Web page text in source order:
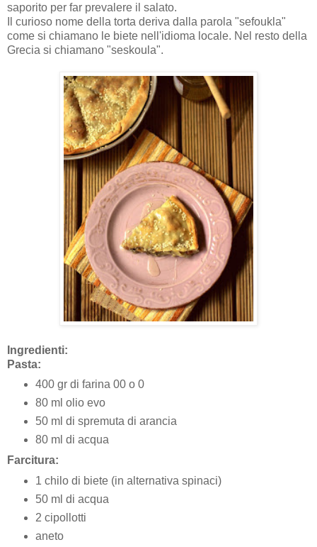
saporito per far prevalere il salato.
Il curioso nome della torta deriva dalla parola "sefoukla"
come si chiamano le biete nell'idioma locale. Nel resto della
Grecia si chiamano "seskoula".
Ingredienti:
Pasta:
400 gr di farina 00 o 0
80 ml olio evo
50 ml di spremuta di arancia
80 ml di acqua
Farcitura:
1 chilo di biete (in alternativa spinaci)
50 ml di acqua
2 cipollotti
aneto